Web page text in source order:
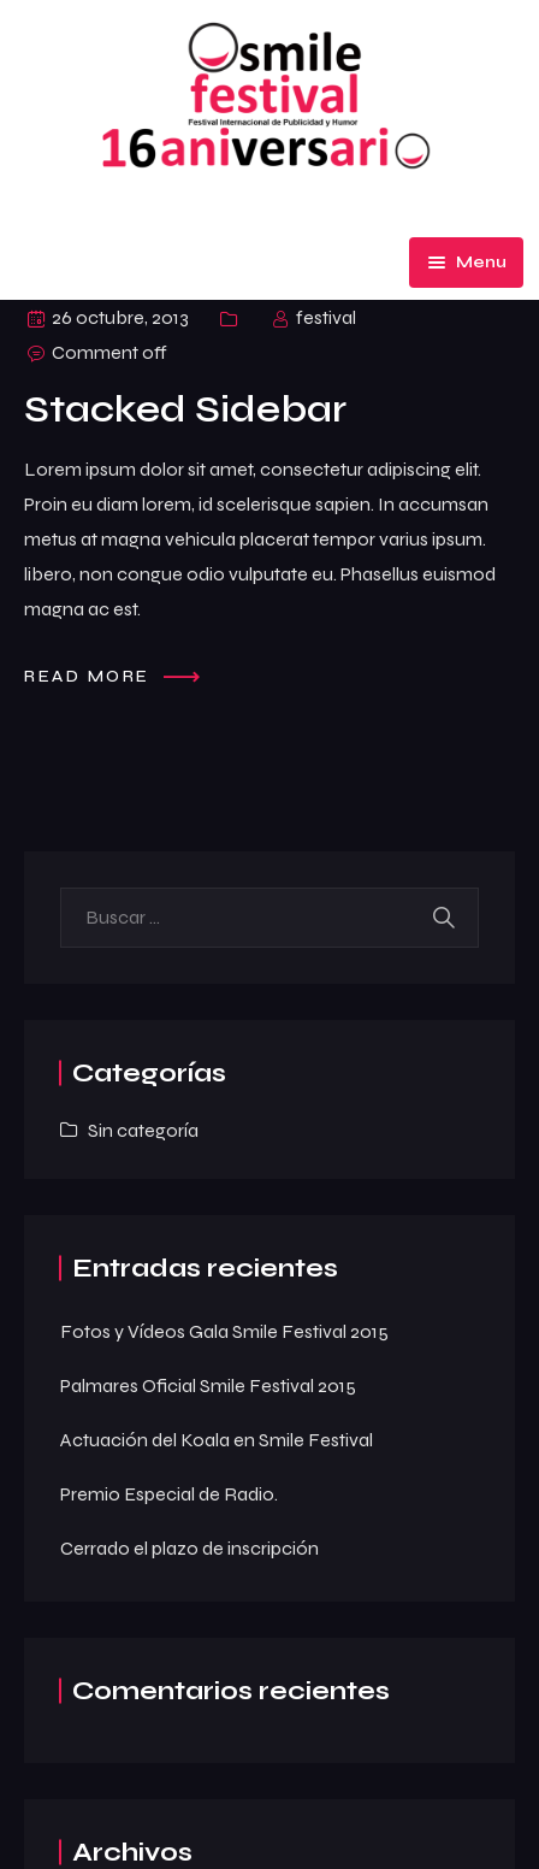
Menu
El Festival
Ediciones
Acción Social
Palmarés
Ranking
26 octubre, 2013
festival
Comment off
Stacked Sidebar
Lorem ipsum dolor sit amet, consectetur adipiscing elit.
Proin eu diam lorem, id scelerisque sapien. In accumsan
metus at magna vehicula placerat tempor varius ipsum.
libero, non congue odio vulputate eu. Phasellus euismod
magna ac est.
READ MORE
Categorías
Sin categoría
Entradas recientes
Fotos y Vídeos Gala Smile Festival 2015
Palmares Oficial Smile Festival 2015
Actuación del Koala en Smile Festival
Premio Especial de Radio.
Cerrado el plazo de inscripción
Comentarios recientes
Archivos